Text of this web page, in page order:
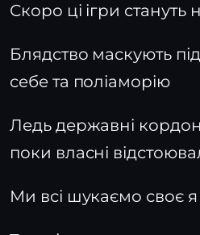
Скоро ці ігри
Блядство маскують
себе та поліаморію
Ледь державні
поки власні
Ми всі шукаємо своє